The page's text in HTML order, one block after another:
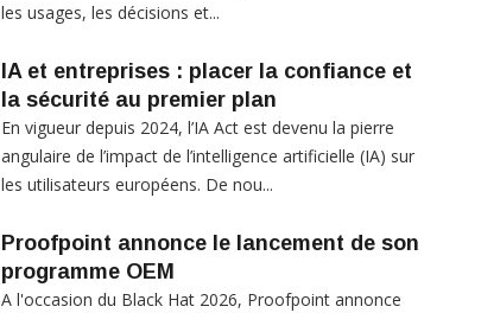
les usages, les décisions et...
IA et entreprises : placer la confiance et
la sécurité au premier plan
En vigueur depuis 2024, l’IA Act est devenu la pierre
angulaire de l’impact de l’intelligence artificielle (IA) sur
les utilisateurs européens. De nou...
Proofpoint annonce le lancement de son
programme OEM
A l'occasion du Black Hat 2026, Proofpoint annonce